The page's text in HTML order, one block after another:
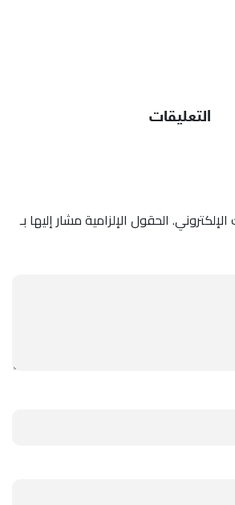
التعليقات
الحقول الإلزامية مشار إليها بـ